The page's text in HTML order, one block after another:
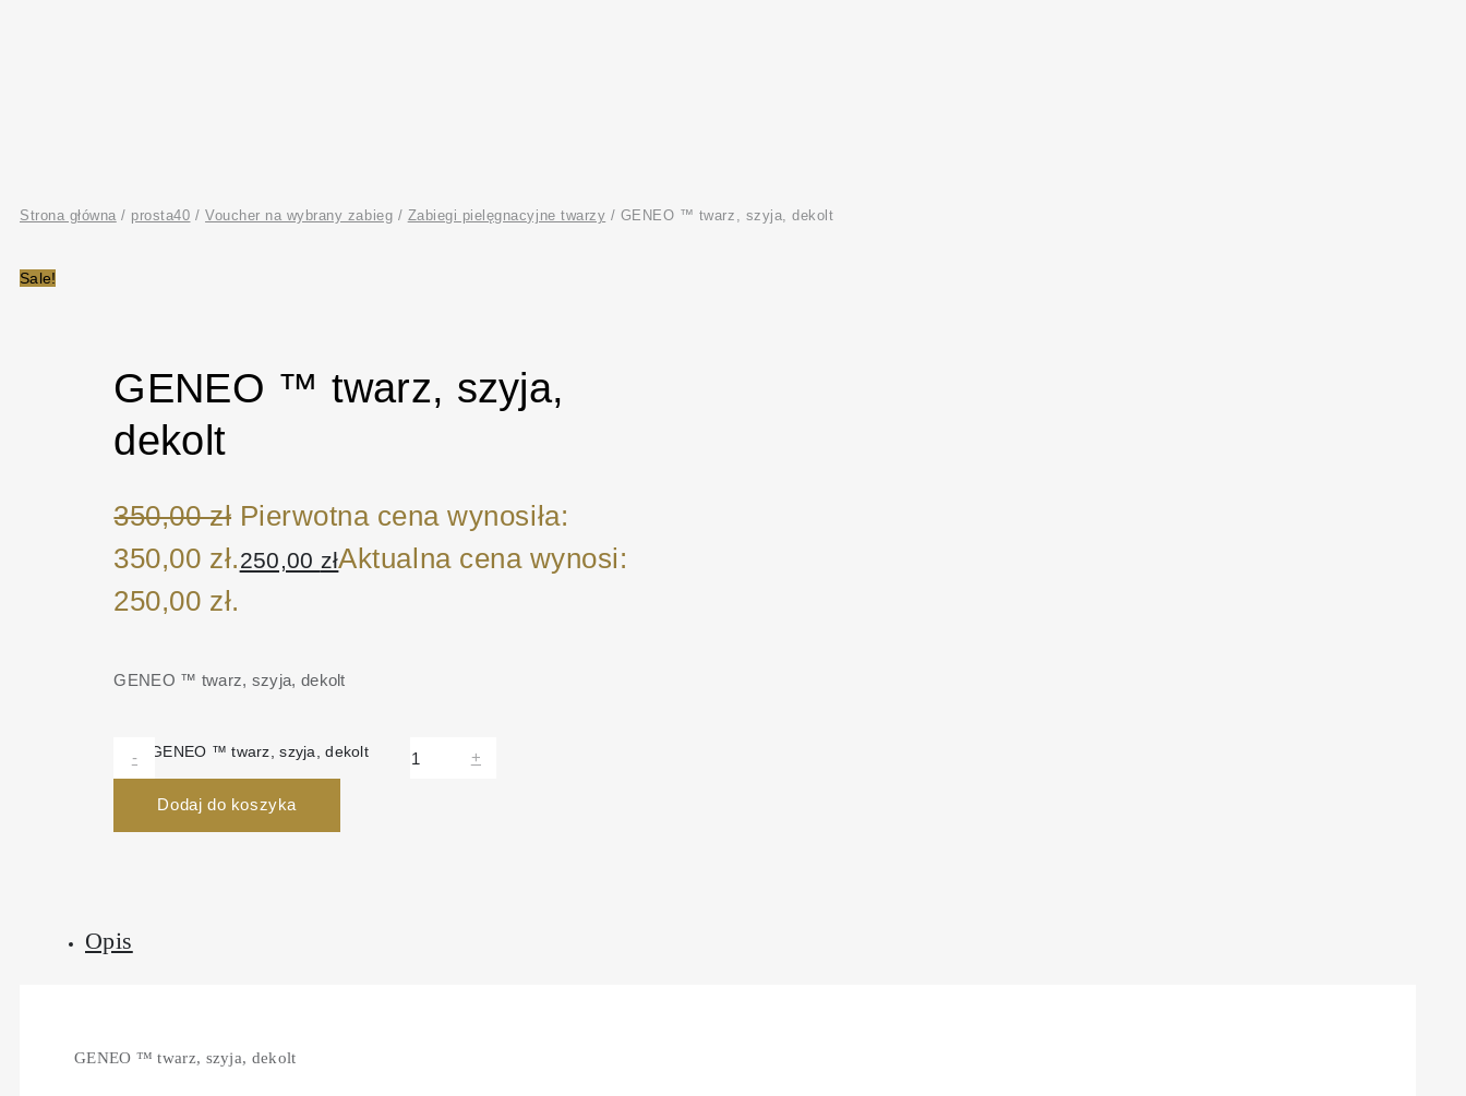
Strona główna / prosta40 /Voucher na wybrany zabieg / Zabiegi pielęgnacyjne twarzy / GENEO ™ twarz, szyja, dekolt
Sale!
GENEO ™ twarz, szyja,
dekolt
350,00zł Pierwotna cena wynosiła:
350,00 zł.250,00 złAktualna cena wynosi:
250,00 zł.
GENEO ™ twarz, szyja, dekolt
-
ilość GENEO ™ twarz, szyja, dekolt +
Dodaj do koszyka
Opis
GENEO ™ twarz, szyja, dekolt